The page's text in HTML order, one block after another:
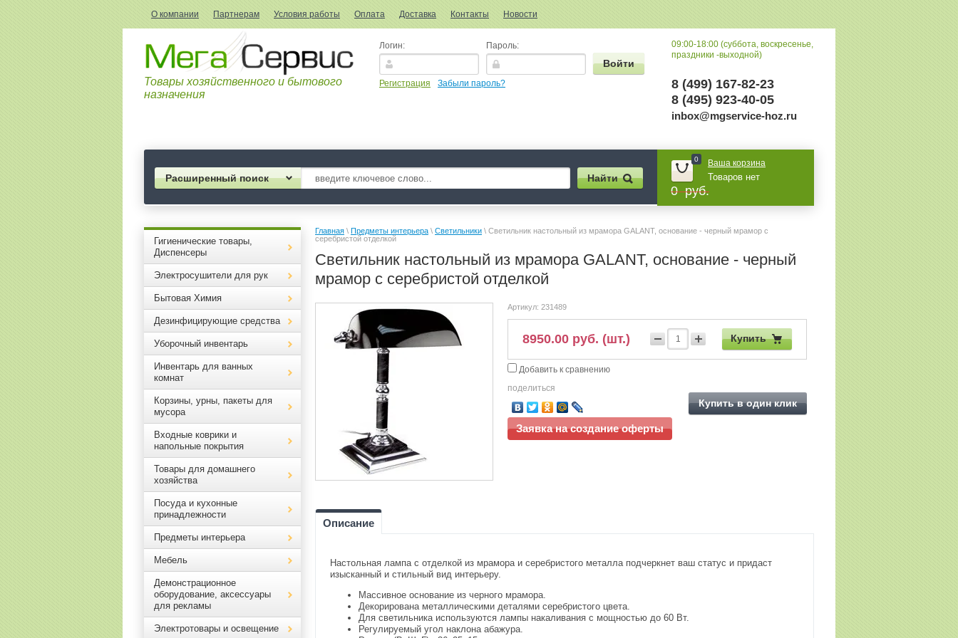
О компании Партнерам Условия работы Оплата Доставка Контакты Новости
Товары хозяйственного и бытового
назначения
Логин: Пароль:
Регистрация Забыли пароль?
09:00-18:00 (суббота, воскресенье,
праздники -выходной)
8 (499) 167-82-23
8 (495) 923-40-05
inbox@mgservice-hoz.ru
Расширенный поиск
0 Ваша корзина
Товаров нет
0 руб.
Гигиенические товары,
Диспенсеры
Электросушители для рук
Бытовая Химия
Дезинфицирующие средства
Уборочный инвентарь
Инвентарь для ванных
комнат
Корзины, урны, пакеты для
мусора
Входные коврики и
напольные покрытия
Товары для домашнего
хозяйства
Посуда и кухонные
принадлежности
Предметы интерьера
Мебель
Демонстрационное
оборудование, аксессуары
для рекламы
Электротовары и освещение
Главная \ Предметы интерьера \ Светильники \ Светильник настольный из мрамора GALANT, основание - черный мрамор с
серебристой отделкой
Светильник настольный из мрамора GALANT, основание - черный
мрамор с серебристой отделкой
Артикул: 231489
8950.00 руб. (шт.) Купить
Добавить к сравнению
поделиться
Купить в один клик
Заявка на создание оферты
Описание
Настольная лампа с отделкой из мрамора и серебристого металла подчеркнет ваш статус и придаст
изысканный и стильный вид интерьеру.
Массивное основание из черного мрамора.
Декорирована металлическими деталями серебристого цвета.
Для светильника используются лампы накаливания с мощностью до 60 Вт.
Регулируемый угол наклона абажура.